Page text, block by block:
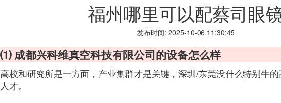
福州哪里可以配蔡司眼
发布时间: 2025-10-06 11:30:45
⑴ 成都兴科维真空科技有限公司的设备怎么样
高校和研究所是一方面，产业集群才是关键，深圳/东莞没什么特别牛
人才。